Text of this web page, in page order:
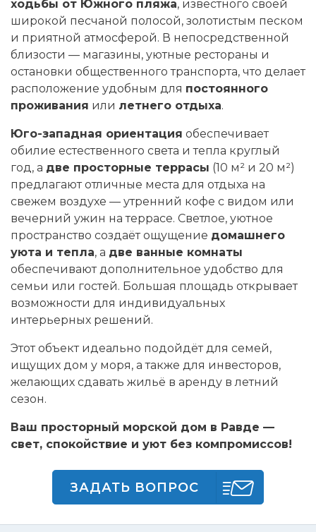
ходьбы от Южного пляжа, известного своей
широкой песчаной полосой, золотистым песком
и приятной атмосферой. В непосредственной
близости — магазины, уютные рестораны и
остановки общественного транспорта, что делает
расположение удобным для постоянного
проживания или летнего отдыха.
Юго-западная ориентация обеспечивает
обилие естественного света и тепла круглый
год, а две просторные террасы (10 м² и 20 м²)
предлагают отличные места для отдыха на
свежем воздухе — утренний кофе с видом или
вечерний ужин на террасе. Светлое, уютное
пространство создаёт ощущение домашнего
уюта и тепла, а две ванные комнаты
обеспечивают дополнительное удобство для
семьи или гостей. Большая площадь открывает
возможности для индивидуальных
интерьерных решений.
Этот объект идеально подойдёт для семей,
ищущих дом у моря, а также для инвесторов,
желающих сдавать жильё в аренду в летний
сезон.
Ваш просторный морской дом в Равде —
свет, спокойствие и уют без компромиссов!
ЗАДАТЬ ВОПРОС